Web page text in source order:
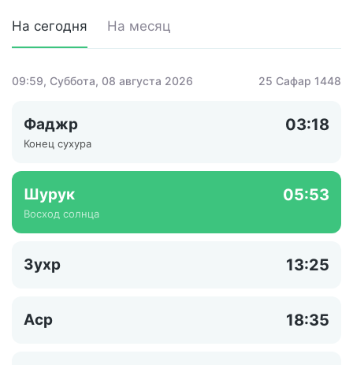
На сегодня На месяц
09:59, Суббота, 08 августа 2026 25 Сафар 1448
Фаджр 03:18
Конец сухура
Шурук 05:53
Восход солнца
Зухр 13:25
Аср 18:35